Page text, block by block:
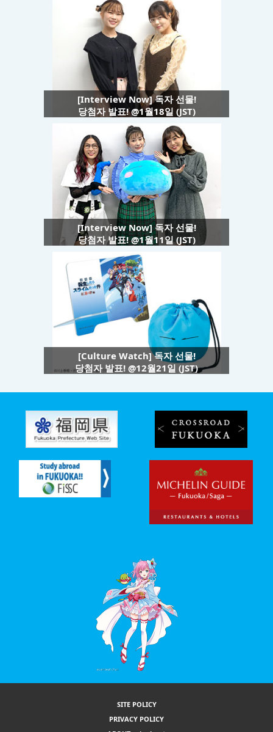
[Interview Now] 독자 선물!
당첨자 발표! @1월18일 (JST)
[Interview Now] 독자 선물!
당첨자 발표! @1월11일 (JST)
[Culture Watch] 독자 선물!
당첨자 발표! @12월21일 (JST)
SITE POLICY
PRIVACY POLICY